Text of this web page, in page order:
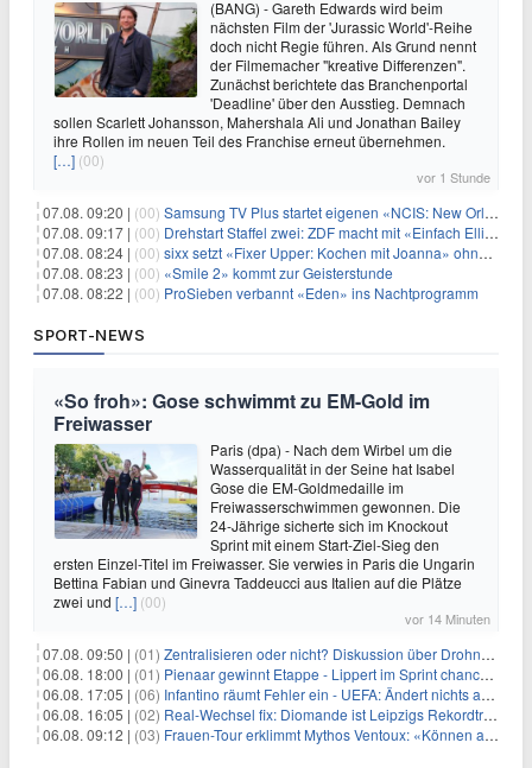
(BANG) - Gareth Edwards wird beim
nächsten Film der 'Jurassic World'-Reihe
doch nicht Regie führen. Als Grund nennt
der Filmemacher "kreative Differenzen".
Zunächst berichtete das Branchenportal
'Deadline' über den Ausstieg. Demnach
sollen Scarlett Johansson, Mahershala Ali und Jonathan Bailey
ihre Rollen im neuen Teil des Franchise erneut übernehmen.
[…] (00)
vor 1 Stunde
07.08. 09:20 | (00) Samsung TV Plus startet eigenen «NCIS: New Orleans»-Sender
07.08. 09:17 | (00) Drehstart Staffel zwei: ZDF macht mit «Einfach Elli» weiter
07.08. 08:24 | (00) sixx setzt «Fixer Upper: Kochen mit Joanna» ohne Pause fort
07.08. 08:23 | (00) «Smile 2» kommt zur Geisterstunde
07.08. 08:22 | (00) ProSieben verbannt «Eden» ins Nachtprogramm
SPORT-NEWS
«So froh»: Gose schwimmt zu EM-Gold im
Freiwasser
Paris (dpa) - Nach dem Wirbel um die
Wasserqualität in der Seine hat Isabel
Gose die EM-Goldmedaille im
Freiwasserschwimmen gewonnen. Die
24-Jährige sicherte sich im Knockout
Sprint mit einem Start-Ziel-Sieg den
ersten Einzel-Titel im Freiwasser. Sie verwies in Paris die Ungarin
Bettina Fabian und Ginevra Taddeucci aus Italien auf die Plätze
zwei und […] (00)
vor 14 Minuten
07.08. 09:50 | (01) Zentralisieren oder nicht? Diskussion über Drohnenabwehr
06.08. 18:00 | (01) Pienaar gewinnt Etappe - Lippert im Sprint chancenlos
06.08. 17:05 | (06) Infantino räumt Fehler ein - UEFA: Ändert nichts an Boykott
06.08. 16:05 | (02) Real-Wechsel fix: Diomande ist Leipzigs Rekordtransfer
06.08. 09:12 | (03) Frauen-Tour erklimmt Mythos Ventoux: «Können alles schaffen»